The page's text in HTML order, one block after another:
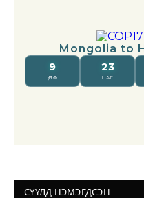
СҮҮЛД НЭМЭГДСЭН